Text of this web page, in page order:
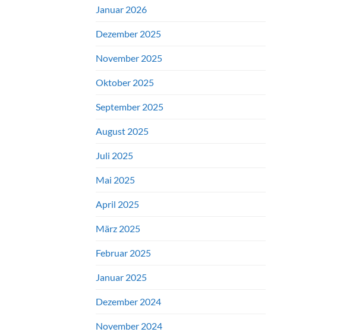
Januar 2026
Dezember 2025
November 2025
Oktober 2025
September 2025
August 2025
Juli 2025
Mai 2025
April 2025
März 2025
Februar 2025
Januar 2025
Dezember 2024
November 2024